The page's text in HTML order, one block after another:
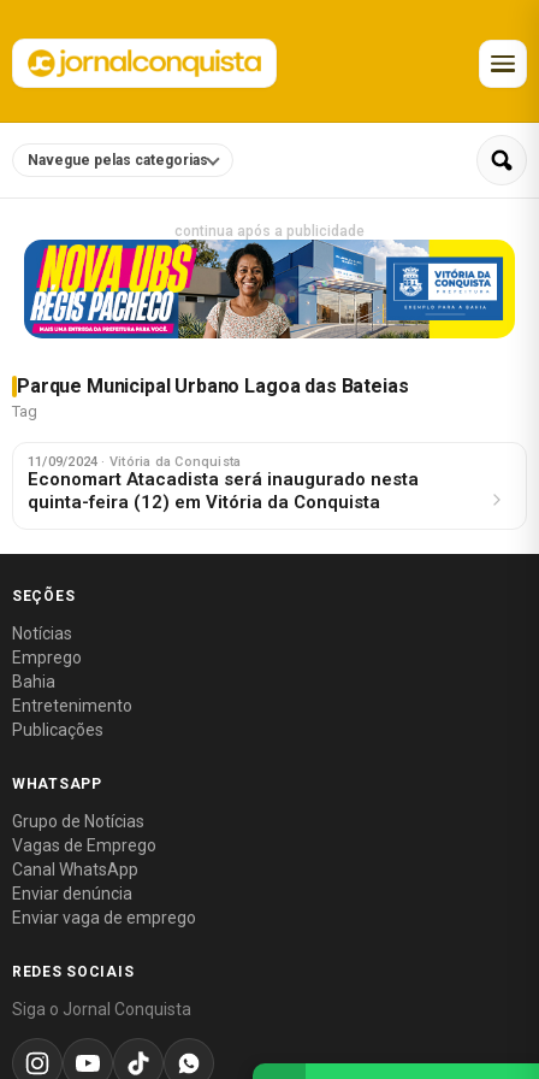
Navegue pelas categorias
continua após a publicidade
Parque Municipal Urbano Lagoa das Bateias
Tag
11/09/2024 · Vitória da Conquista
Economart Atacadista será inaugurado nesta
quinta-feira (12) em Vitória da Conquista
SEÇÕES
Notícias
Emprego
Bahia
Entretenimento
Publicações
WHATSAPP
Grupo de Notícias
Vagas de Emprego
Canal WhatsApp
Enviar denúncia
Enviar vaga de emprego
REDES SOCIAIS
Siga o Jornal Conquista